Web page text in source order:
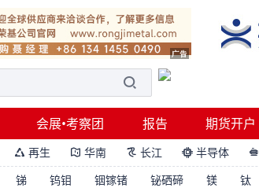
会展•考察团 报告 期货开户
 再生  华南  长江  半导体 
锑 钨钼 铟镓锗 铋硒碲 镁 钛